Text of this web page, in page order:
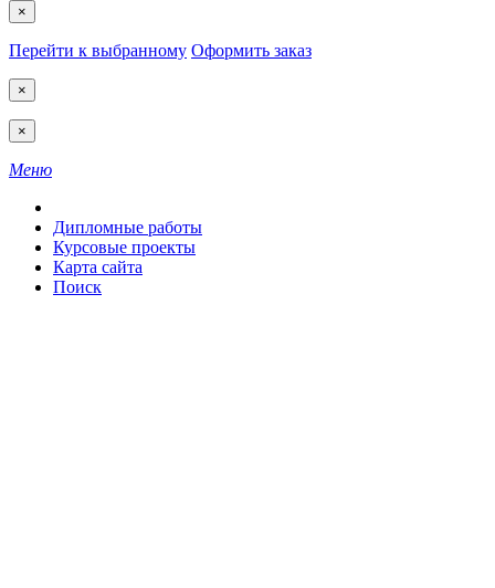
×
Перейти к выбранному Оформить заказ
×
×
Меню
Дипломные работы
Курсовые проекты
Карта сайта
Поиск